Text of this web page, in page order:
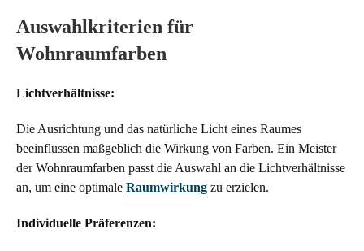
Auswahlkriterien für
Wohnraumfarben
Lichtverhältnisse:
Die Ausrichtung und das natürliche Licht eines Raumes
beeinflussen maßgeblich die Wirkung von Farben. Ein Meister
der Wohnraumfarben passt die Auswahl an die Lichtverhältnisse
an, um eine optimale Raumwirkung zu erzielen.
Individuelle Präferenzen: